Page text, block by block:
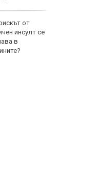
от
инсулт се
в